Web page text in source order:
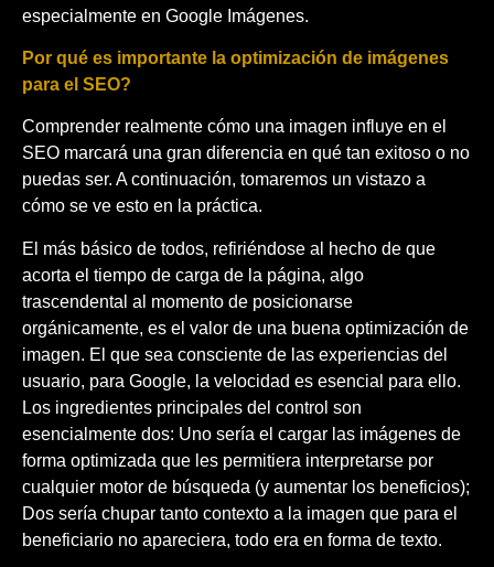
especialmente en Google Imágenes.
Por qué es importante la optimización de imágenes
para el SEO?
Comprender realmente cómo una imagen influye en el
SEO marcará una gran diferencia en qué tan exitoso o no
puedas ser. A continuación, tomaremos un vistazo a
cómo se ve esto en la práctica.
El más básico de todos, refiriéndose al hecho de que
acorta el tiempo de carga de la página, algo
trascendental al momento de posicionarse
orgánicamente, es el valor de una buena optimización de
imagen. El que sea consciente de las experiencias del
usuario, para Google, la velocidad es esencial para ello.
Los ingredientes principales del control son
esencialmente dos: Uno sería el cargar las imágenes de
forma optimizada que les permitiera interpretarse por
cualquier motor de búsqueda (y aumentar los beneficios);
Dos sería chupar tanto contexto a la imagen que para el
beneficiario no apareciera, todo era en forma de texto.